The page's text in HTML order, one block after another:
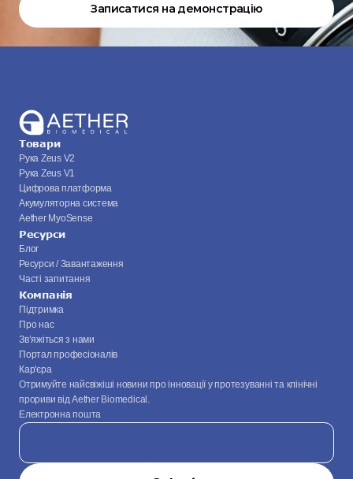
Записатися на демонстрацію
Товари
Рука Zeus V2
Рука Zeus V1
Цифрова платформа
Акумуляторна система
Aether MyoSense
Ресурси
Блог
Ресурси / Завантаження
Часті запитання
Компанія
Підтримка
Про нас
Зв’яжіться з нами
Портал професіоналів
Кар'єра
Отримуйте найсвіжіші новини про інновації у протезуванні та клінічні
прориви від Aether Biomedical.
Електронна пошта